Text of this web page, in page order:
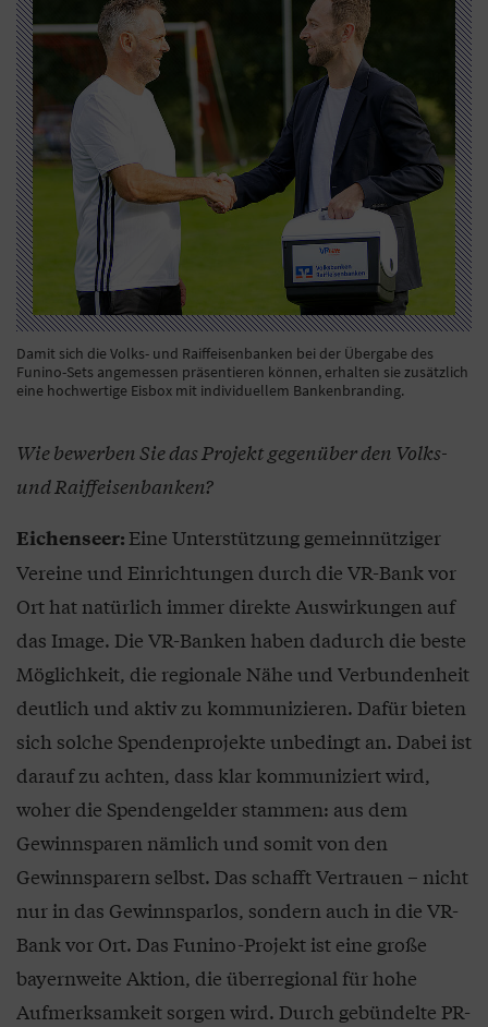
Damit sich die Volks- und Raiffeisenbanken bei der Übergabe des
Funino-Sets angemessen präsentieren können, erhalten sie zusätzlich
eine hochwertige Eisbox mit individuellem Bankenbranding.
Wie bewerben Sie das Projekt gegenüber den Volks-
und Raiffeisenbanken?
Eichenseer:Eine Unterstützung gemeinnütziger
Vereine und Einrichtungen durch die VR-Bank vor
Ort hat natürlich immer direkte Auswirkungen auf
das Image. Die VR-Banken haben dadurch die beste
Möglichkeit, die regionale Nähe und Verbundenheit
deutlich und aktiv zu kommunizieren. Dafür bieten
sich solche Spendenprojekte unbedingt an. Dabei ist
darauf zu achten, dass klar kommuniziert wird,
woher die Spendengelder stammen: aus dem
Gewinnsparen nämlich und somit von den
Gewinnsparern selbst. Das schafft Vertrauen – nicht
nur in das Gewinnsparlos, sondern auch in die VR-
Bank vor Ort. Das Funino-Projekt ist eine große
bayernweite Aktion, die überregional für hohe
Aufmerksamkeit sorgen wird. Durch gebündelte PR-